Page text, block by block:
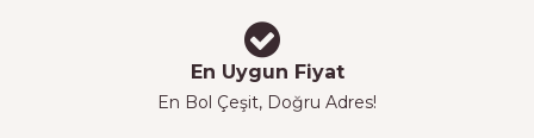
En Uygun Fiyat
En Bol Çeşit, Doğru Adres!